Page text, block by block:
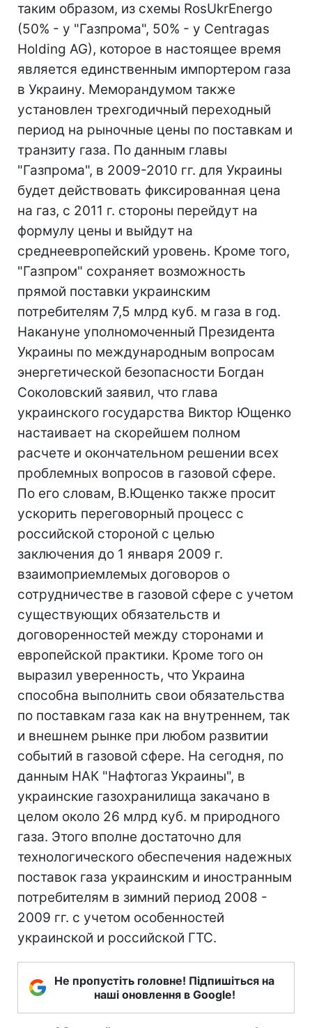
таким образом, из схемы RosUkrEnergo
(50% - у "Газпрома", 50% - у Centragas
Holding AG), которое в настоящее время
является единственным импортером газа
в Украину. Меморандумом также
установлен трехгодичный переходный
период на рыночные цены по поставкам и
транзиту газа. По данным главы
"Газпрома", в 2009-2010 гг. для Украины
будет действовать фиксированная цена
на газ, с 2011 г. стороны перейдут на
формулу цены и выйдут на
среднеевропейский уровень. Кроме того,
"Газпром" сохраняет возможность
прямой поставки украинским
потребителям 7,5 млрд куб. м газа в год.
Накануне уполномоченный Президента
Украины по международным вопросам
энергетической безопасности Богдан
Соколовский заявил, что глава
украинского государства Виктор Ющенко
настаивает на скорейшем полном
расчете и окончательном решении всех
проблемных вопросов в газовой сфере.
По его словам, В.Ющенко также просит
ускорить переговорный процесс с
российской стороной с целью
заключения до 1 января 2009 г.
взаимоприемлемых договоров о
сотрудничестве в газовой сфере с учетом
существующих обязательств и
договоренностей между сторонами и
европейской практики. Кроме того он
выразил уверенность, что Украина
способна выполнить свои обязательства
по поставкам газа как на внутреннем, так
и внешнем рынке при любом развитии
событий в газовой сфере. На сегодня, по
данным НАК "Нафтогаз Украины", в
украинские газохранилища закачано в
целом около 26 млрд куб. м природного
газа. Этого вполне достаточно для
технологического обеспечения надежных
поставок газа украинским и иностранным
потребителям в зимний период 2008 -
2009 гг. с учетом особенностей
украинской и российской ГТС.
Не пропустіть головне! Підпишіться на
наші оновлення в Google!